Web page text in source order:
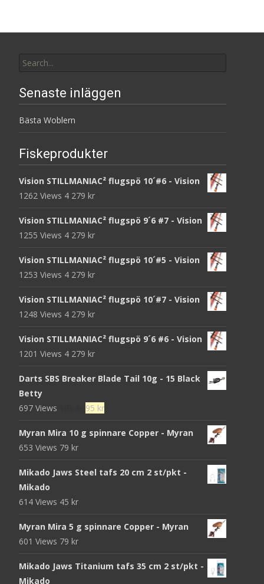
for:
Senaste inläggen
Bästa Woblern
Fiskeprodukter
Vision STILLMANIAC² flugspö 10´#6 - Vision
1262 Views 4 279 kr
Vision STILLMANIAC² flugspö 9´6 #7 - Vision
1255 Views 4 279 kr
Vision STILLMANIAC² flugspö 10´#5 - Vision
1253 Views 4 279 kr
Vision STILLMANIAC² flugspö 10´#7 - Vision
1248 Views 4 279 kr
Vision STILLMANIAC² flugspö 9´6 #6 - Vision
1201 Views 4 279 kr
Darts SBS Breaker Blade Tail 10g - 15 Black
Betty
697 Views
Det
priset
95 krDet
priset
Myran Mira 10 g spinnare Copper - Myran
653 Views 79 kr
Mikado Jaws Steel tafs 20 cm 2 st/pkt -
Mikado
614 Views 45 kr
Myran Mira 5 g spinnare Copper - Myran
601 Views 79 kr
Mikado Jaws Titanium tafs 35 cm 2 st/pkt -
Mikado